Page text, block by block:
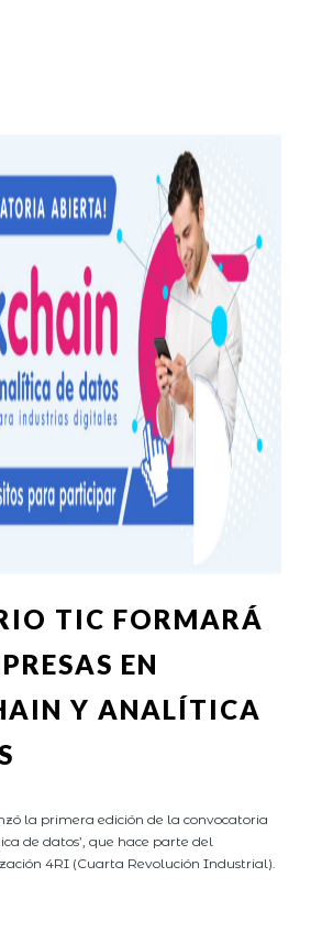
TIC FORMARÁ
EN
Y ANALÍTICA
la primera edición de la convocatoria
de datos’, que hace parte del
4RI (Cuarta Revolución Industrial).